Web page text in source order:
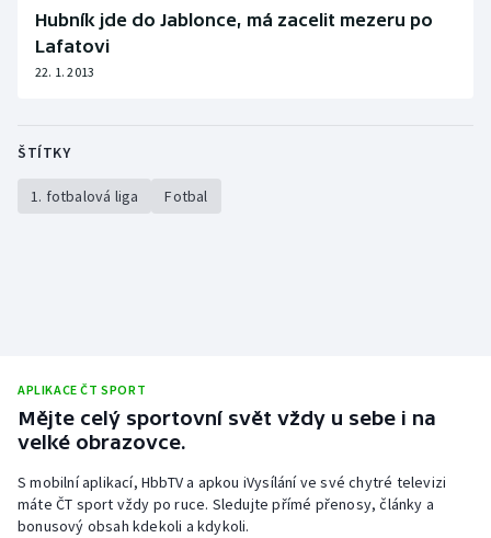
Hubník jde do Jablonce, má zacelit mezeru po
Lafatovi
22. 1. 2013
ŠTÍTKY
1. fotbalová liga Fotbal
APLIKACE ČT SPORT
Mějte celý sportovní svět vždy u sebe i na
velké obrazovce.
S mobilní aplikací, HbbTV a apkou iVysílání ve své chytré televizi
máte ČT sport vždy po ruce. Sledujte přímé přenosy, články a
bonusový obsah kdekoli a kdykoli.